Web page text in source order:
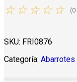
☆ ☆ ☆ ☆ ☆ (0
SKU: FRI0876
Categoría: Abarrotes